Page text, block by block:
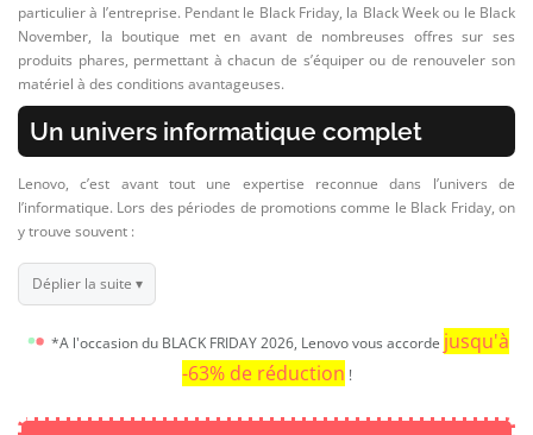
particulier à l’entreprise. Pendant le Black Friday, la Black Week ou le Black
November, la boutique met en avant de nombreuses offres sur ses
produits phares, permettant à chacun de s’équiper ou de renouveler son
matériel à des conditions avantageuses.
Un univers informatique complet
Lenovo, c’est avant tout une expertise reconnue dans l’univers de
l’informatique. Lors des périodes de promotions comme le Black Friday, on
y trouve souvent :
Déplier la suite ▾
*A l'occasion du BLACK FRIDAY 2026, Lenovo vous accorde jusqu'à
-63% de réduction !